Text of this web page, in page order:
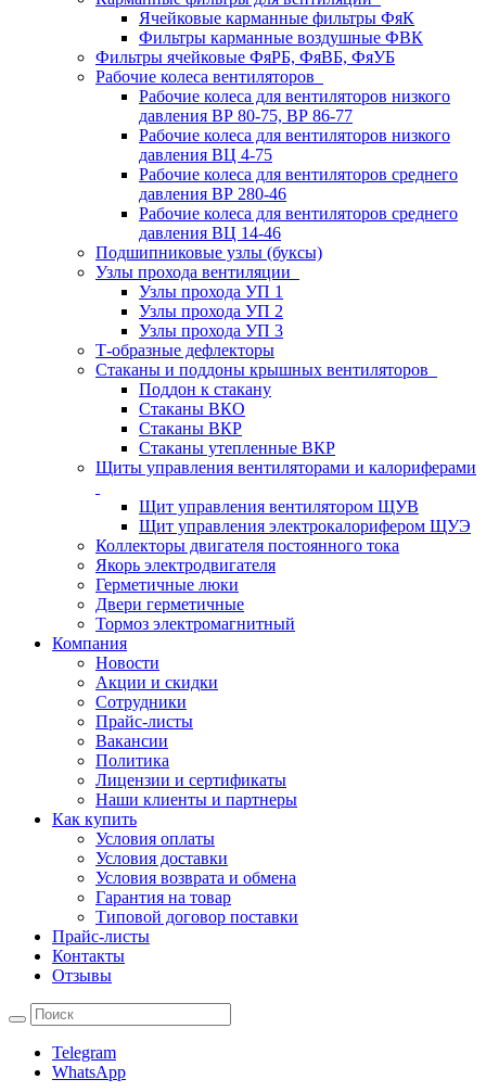
Ячейковые карманные фильтры ФяК
Фильтры карманные воздушные ФВК
Фильтры ячейковые ФяРБ, ФяВБ, ФяУБ
Рабочие колеса вентиляторов
Рабочие колеса для вентиляторов низкого
давления ВР 80-75, ВР 86-77
Рабочие колеса для вентиляторов низкого
давления ВЦ 4-75
Рабочие колеса для вентиляторов среднего
давления ВР 280-46
Рабочие колеса для вентиляторов среднего
давления ВЦ 14-46
Подшипниковые узлы (буксы)
Узлы прохода вентиляции
Узлы прохода УП 1
Узлы прохода УП 2
Узлы прохода УП 3
Т-образные дефлекторы
Стаканы и поддоны крышных вентиляторов
Поддон к стакану
Стаканы ВКО
Стаканы ВКР
Стаканы утепленные ВКР
Щиты управления вентиляторами и калориферами
Щит управления вентилятором ЩУВ
Щит управления электрокалорифером ЩУЭ
Коллекторы двигателя постоянного тока
Якорь электродвигателя
Герметичные люки
Двери герметичные
Тормоз электромагнитный
Компания
Новости
Акции и скидки
Сотрудники
Прайс-листы
Вакансии
Политика
Лицензии и сертификаты
Наши клиенты и партнеры
Как купить
Условия оплаты
Условия доставки
Условия возврата и обмена
Гарантия на товар
Типовой договор поставки
Прайс-листы
Контакты
Отзывы
Telegram
WhatsApp